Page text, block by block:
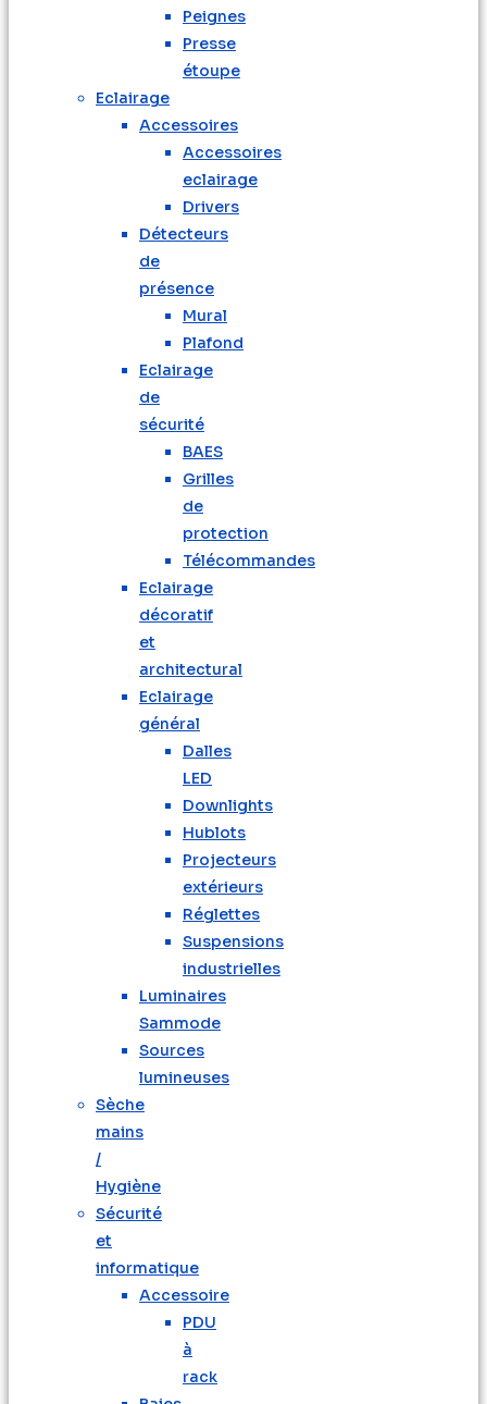
Peignes
Presse
étoupe
Eclairage
Accessoires
Accessoires
eclairage
Drivers
Détecteurs
de
présence
Mural
Plafond
Eclairage
de
sécurité
BAES
Grilles
de
protection
Télécommandes
Eclairage
décoratif
et
architectural
Eclairage
général
Dalles
LED
Downlights
Hublots
Projecteurs
extérieurs
Réglettes
Suspensions
industrielles
Luminaires
Sammode
Sources
lumineuses
Sèche
mains
/
Hygiène
Sécurité
et
informatique
Accessoire
PDU
à
rack